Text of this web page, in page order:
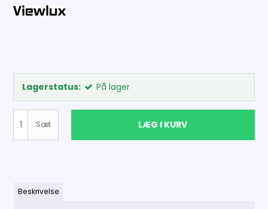
Lagerstatus: På lager
Sæt LÆG I KURV
Beskrivelse